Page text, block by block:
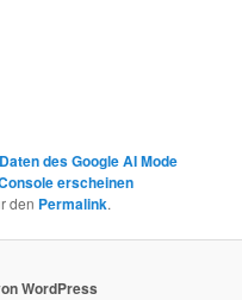
Daten des Google AI Mode
erscheinen
den Permalink.
WordPress